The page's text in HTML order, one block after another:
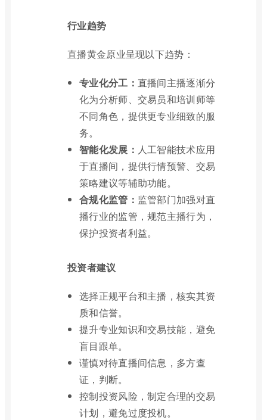
行业趋势
直播黄金原业呈现以下趋势：
专业化分工： 直播间主播逐渐分
化为分析师、交易员和培训师等
不同角色，提供更专业细致的服
务。
智能化发展： 人工智能技术应用
于直播间，提供行情预警、交易
策略建议等辅助功能。
合规化监管： 监管部门加强对直
播行业的监管，规范主播行为，
保护投资者利益。
投资者建议
选择正规平台和主播，核实其资
质和信誉。
提升专业知识和交易技能，避免
盲目跟单。
谨慎对待直播间信息，多方查
证，判断。
控制投资风险，制定合理的交易
计划，避免过度投机。